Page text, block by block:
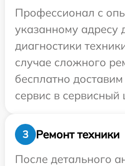
Профессионал с
указанному адресу
диагностики
случае сложного
бесплатно
сервис в сервисный
3
Ремонт техники
После детального